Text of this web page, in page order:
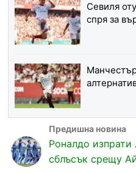
Севиля
спря за
Роналдо изпрати
сблъсък срещу